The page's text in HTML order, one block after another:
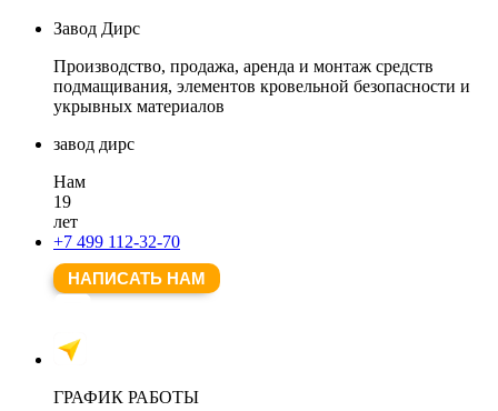
Завод Дирс
Производство, продажа, аренда и монтаж средств
подмащивания, элементов кровельной безопасности и
укрывных материалов
завод дирс
Нам
19
лет
+7 499 112-32-70
НАПИСАТЬ НАМ
ГРАФИК РАБОТЫ